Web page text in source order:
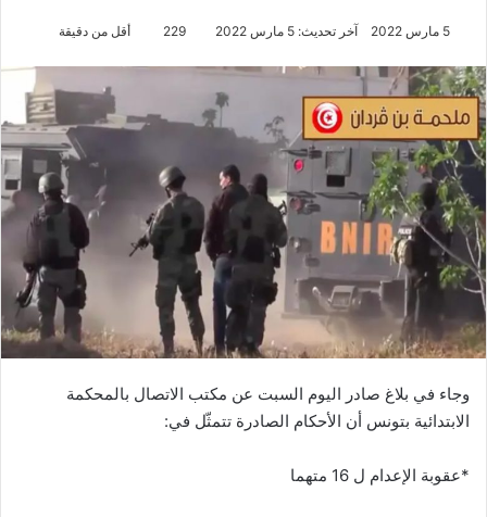
5 مارس 2022 آخر تحديث: 5 مارس 2022 229 أقل من دقيقة
وجاء في بلاغ صادر اليوم السبت عن مكتب الاتصال بالمحكمة
الابتدائية بتونس أن الأحكام الصادرة تتمثّل في:
*عقوبة الإعدام ل 16 متهما